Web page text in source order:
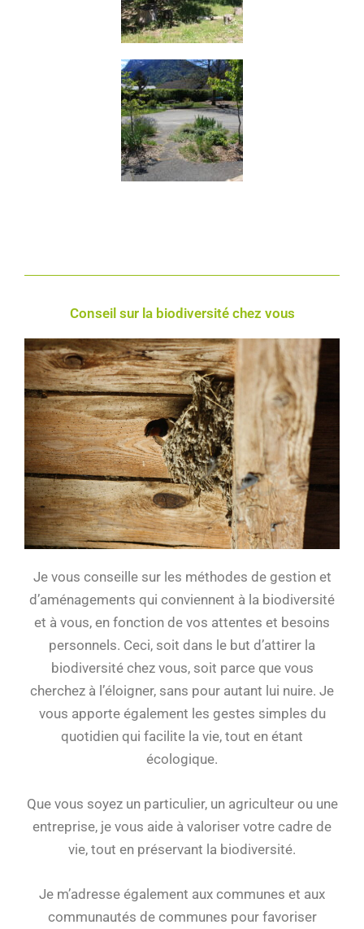
Conseil sur la biodiversité chez vous
Je vous conseille sur les méthodes de gestion et
d’aménagements qui conviennent à la biodiversité
et à vous, en fonction de vos attentes et besoins
personnels. Ceci, soit dans le but d’attirer la
biodiversité chez vous, soit parce que vous
cherchez à l’éloigner, sans pour autant lui nuire. Je
vous apporte également les gestes simples du
quotidien qui facilite la vie, tout en étant
écologique.
Que vous soyez un particulier, un agriculteur ou une
entreprise, je vous aide à valoriser votre cadre de
vie, tout en préservant la biodiversité.
Je m’adresse également aux communes et aux
communautés de communes pour favoriser